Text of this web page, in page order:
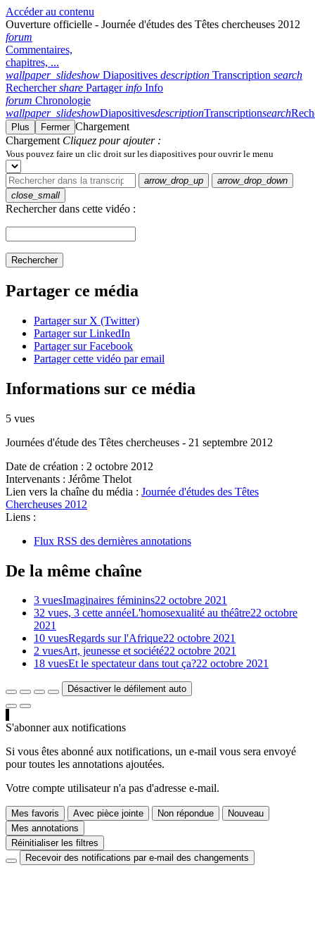
Accéder au contenu
Ouverture officielle - Journée d'études des Têtes chercheuses 2012
forum
Commentaires,
chapitres, ...
wallpaper_slideshow Diapositives description Transcription search
Rechercher share Partager info Info
forum Chronologie
wallpaper_slideshowDiapositivesdescriptionTranscriptionsearch
Plus Fermer Chargement
Chargement Cliquez pour ajouter :
Vous pouvez faire un clic droit sur les diapositives pour ouvrir le menu
arrow_drop_up
arrow_drop_down
close_small
Rechercher dans cette vidéo :
Rechercher
Partager ce média
Partager sur X (Twitter)
Partager sur LinkedIn
Partager sur Facebook
Partager cette vidéo par email
Informations sur ce média
5 vues
Journées d'étude des Têtes chercheuses - 21 septembre 2012
Date de création : 2 octobre 2012
Intervenants : Jérôme Thelot
Lien vers la chaîne du média : Journée d'études des Têtes
Chercheuses 2012
Liens :
Flux RSS des dernières annotations
De la même chaîne
3 vuesImaginaires féminins22 octobre 2021
32 vues, 3 cette annéeL'homosexualité au théâtre22 octobre
2021
10 vuesRegards sur l'Afrique22 octobre 2021
2 vuesArt, jeunesse et société22 octobre 2021
18 vuesEt le spectateur dans tout ça?22 octobre 2021
Désactiver le défilement auto
S'abonner aux notifications
Si vous êtes abonné aux notifications, un e-mail vous sera envoyé
pour toutes les annotations ajoutées.
Votre compte utilisateur n'a pas d'adresse e-mail.
Mes favoris Avec pièce jointe Non répondue
Nouveau
Mes annotations
Réinitialiser les filtres
Recevoir des notifications par e-mail des changements